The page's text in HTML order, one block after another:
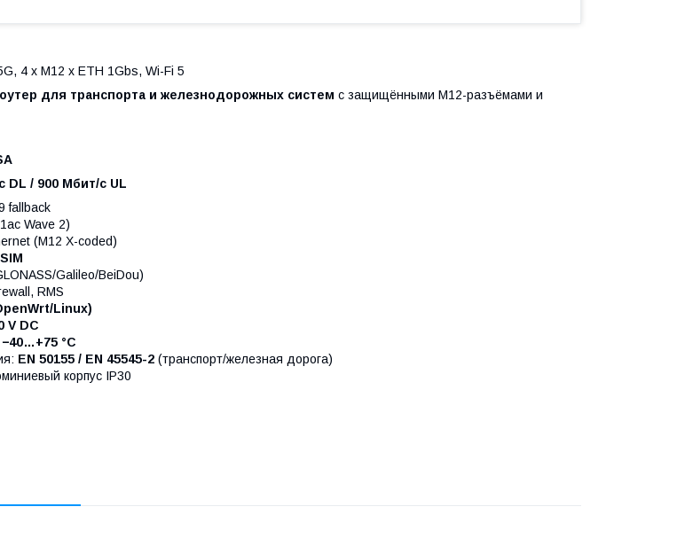
4 x M12 x ETH 1Gbs, Wi-Fi 5
для транспорта и железнодорожных систем с защищёнными M12-разъёмами и
DL / 900 Мбит/с UL
fallback
Wave 2)
(M12 X-coded)
Galileo/BeiDou)
RMS
Linux)
V DC
−40…+75 °C
EN 50155 / EN 45545-2 (транспорт/железная дорога)
корпус IP30